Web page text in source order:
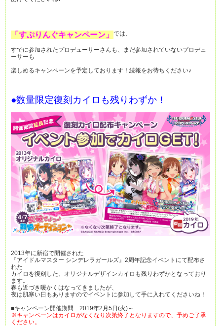
「すぷりんぐキャンペーン」 では、
すでに参加されたプロデューサーさんも、まだ参加されていないプロデュ
ーサーも
楽しめるキャンペーンを予定しております！続報をお待ちください♪
●数量限定復刻カイロも残りわずか！
2013年に新宿で開催された
『アイドルマスター シンデレラガールズ』2周年記念イベントにて配布さ
れた
カイロを復刻した、オリジナルデザインカイロも残りわずかとなっており
ます。
春も近づき暖かくはなってきましたが、
夜は肌寒い日もありますのでイベントに参加して手に入れてくださいね！
■キャンペーン開催期間 2019年2月5日(火)～
※キャンペーンはカイロがなくなり次第終了となりますので、予めご了承
ください。